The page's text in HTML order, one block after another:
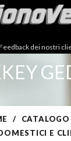
dei nostri
CATALOGO
E